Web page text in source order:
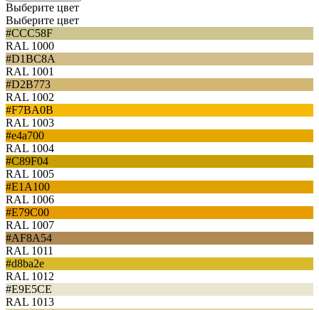
Выберите цвет
Выберите цвет
#CCC58F
RAL 1000
#D1BC8A
RAL 1001
#D2B773
RAL 1002
#F7BA0B
RAL 1003
#e4a700
RAL 1004
#C89F04
RAL 1005
#E1A100
RAL 1006
#E79C00
RAL 1007
#AF8A54
RAL 1011
#d8ba2e
RAL 1012
#E9E5CE
RAL 1013